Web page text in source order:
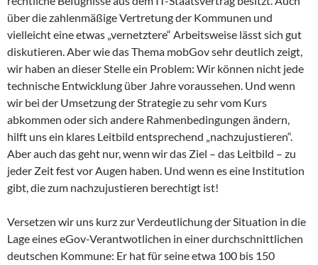
über die zahlenmäßige Vertretung der Kommunen und
vielleicht eine etwas „vernetztere“ Arbeitsweise lässt sich gut
diskutieren. Aber wie das Thema mobGov sehr deutlich zeigt,
wir haben an dieser Stelle ein Problem: Wir können nicht jede
technische Entwicklung über Jahre voraussehen. Und wenn
wir bei der Umsetzung der Strategie zu sehr vom Kurs
abkommen oder sich andere Rahmenbedingungen ändern,
hilft uns ein klares Leitbild entsprechend „nachzujustieren“.
Aber auch das geht nur, wenn wir das Ziel – das Leitbild – zu
jeder Zeit fest vor Augen haben. Und wenn es eine Institution
gibt, die zum nachzujustieren berechtigt ist!
Versetzen wir uns kurz zur Verdeutlichung der Situation in die
Lage eines eGov-Verantwotlichen in einer durchschnittlichen
deutschen Kommune: Er hat für seine etwa 100 bis 150